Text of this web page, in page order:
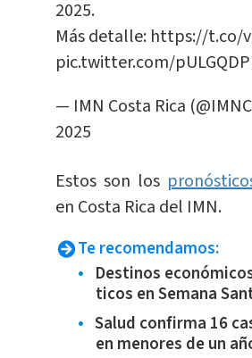
2025.
Más detalle: https://t.co/
pic.twitter.com/
— IMN Costa Rica
2025
Estos son los
en Costa Rica del IMN.
Te recomendamos:
Destinos
ticos en Semana
Salud confirma 16
en menores de un